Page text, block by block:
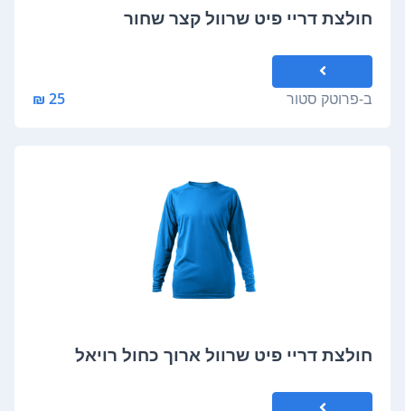
חולצת דריי פיט שרוול קצר שחור
ב-פרוטק סטור 25 ₪
חולצת דריי פיט שרוול ארוך כחול רויאל